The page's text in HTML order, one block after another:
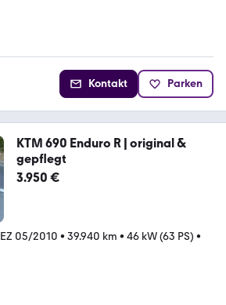
Kontakt Parken
KTM 690 Enduro R | original &
gepflegt
3.950 €
EZ 05/2010 • 39.940 km • 46 kW (63 PS) •